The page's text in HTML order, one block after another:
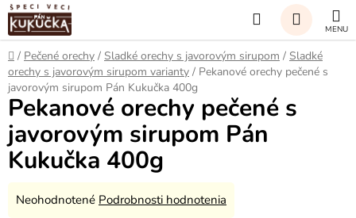
Prejsť
na
obsah
Hľadať
KOŠÍK
Domov
/ Pečené orechy / Sladké orechy s javorovým sirupom / Sladké
orechy s javorovým sirupom varianty / Pekanové orechy pečené s
javorovým sirupom Pán Kukučka 400g
Pekanové orechy pečené s
javorovým sirupom Pán
Kukučka 400g
Priemerné
Neohodnotené Podrobnosti hodnotenia